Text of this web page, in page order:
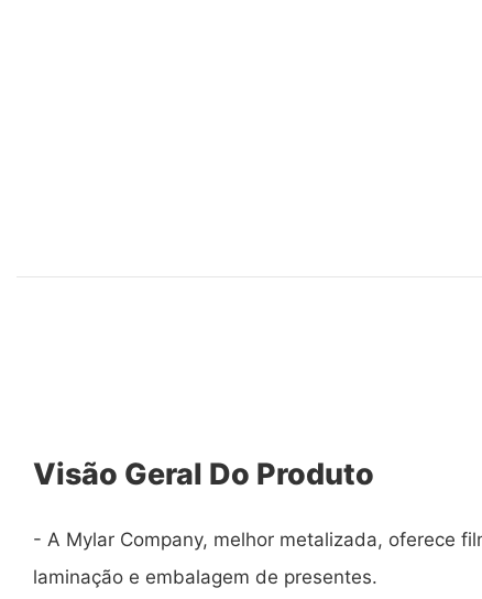
Visão Geral Do Produto
- A Mylar Company, melhor metalizada, oferece
laminação e embalagem de presentes.